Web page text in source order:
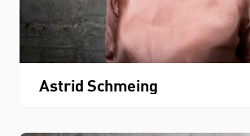
Astrid Schmeing